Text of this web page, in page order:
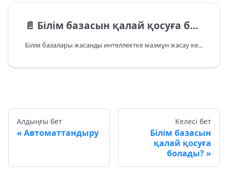
📄️ Білім базасын қалай қосуға болады?
Білім базалары жасанды интеллектке мазмұн жасау кезінде жеке деректеріңізді пайдалануға мүмкіндік береді. Құжаттарды — мақалаларды, нұсқаулықтарды, өнім сипаттамаларын қосыңыз — сонда ЖИ оларды өз жауаптарында ескеретін болады. Әрбір білім базасы тақырып бойынша байланысты құжаттарды топтастырады.
Алдыңғы бет
Автоматтандыру
Келесі бет
Білім базасын
қалай қосуға
болады?